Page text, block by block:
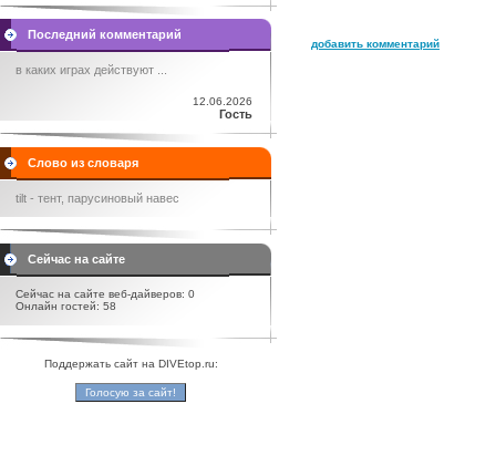
Последний комментарий
в каких играх действуют ...
12.06.2026
Гость
Слово из словаря
tilt - тент, парусиновый навес
Сейчас на сайте
Сейчас на сайте веб-дайверов: 0
Онлайн гостей: 58
Поддержать сайт на DIVEtop.ru:
добавить комментарий